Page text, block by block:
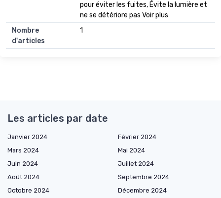
pour éviter les fuites, Évite la lumière et
ne se détériore pas Voir plus
Nombre
d'articles
1
Les articles par date
Janvier 2024
Février 2024
Mars 2024
Mai 2024
Juin 2024
Juillet 2024
Août 2024
Septembre 2024
Octobre 2024
Décembre 2024